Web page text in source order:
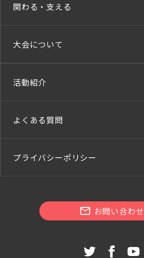
関わる・支える
大会について
活動紹介
よくある質問
プライバシーポリシー
お問い合わせ